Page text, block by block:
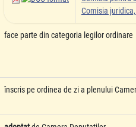
Comisia
face parte din categoria legilor ordinare
înscris pe ordinea de zi a plenului